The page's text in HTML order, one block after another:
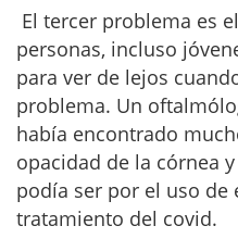
El tercer problema es
personas, incluso
para ver de lejos
problema. Un
había encontrado
opacidad de la córnea
podía ser por el uso de
tratamiento del covid.